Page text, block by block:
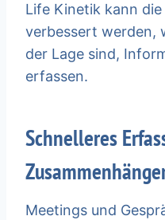
Life Kinetik kann
verbessert werden,
der Lage sind,
erfassen.
Schnelleres
Meetings und